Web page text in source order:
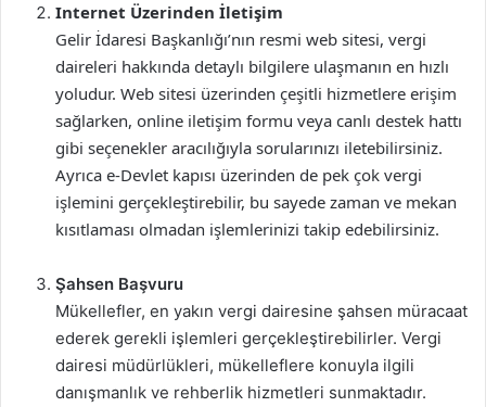
Internet Üzerinden İletişim
Gelir İdaresi Başkanlığı’nın resmi web sitesi, vergi
daireleri hakkında detaylı bilgilere ulaşmanın en hızlı
yoludur. Web sitesi üzerinden çeşitli hizmetlere erişim
sağlarken, online iletişim formu veya canlı destek hattı
gibi seçenekler aracılığıyla sorularınızı iletebilirsiniz.
Ayrıca e-Devlet kapısı üzerinden de pek çok vergi
işlemini gerçekleştirebilir, bu sayede zaman ve mekan
kısıtlaması olmadan işlemlerinizi takip edebilirsiniz.
Şahsen Başvuru
Mükellefler, en yakın vergi dairesine şahsen müracaat
ederek gerekli işlemleri gerçekleştirebilirler. Vergi
dairesi müdürlükleri, mükelleflere konuyla ilgili
danışmanlık ve rehberlik hizmetleri sunmaktadır.